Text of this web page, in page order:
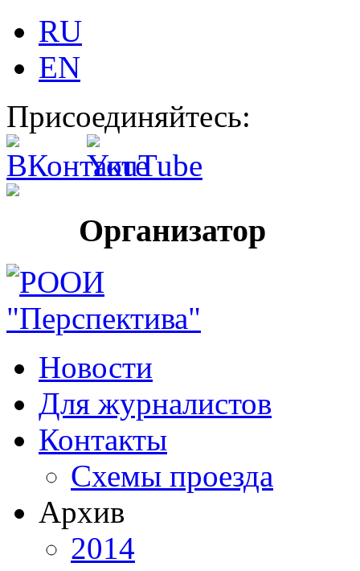
RU
EN
Присоединяйтесь:
Организатор
Новости
Для журналистов
Контакты
Схемы проезда
Архив
2014